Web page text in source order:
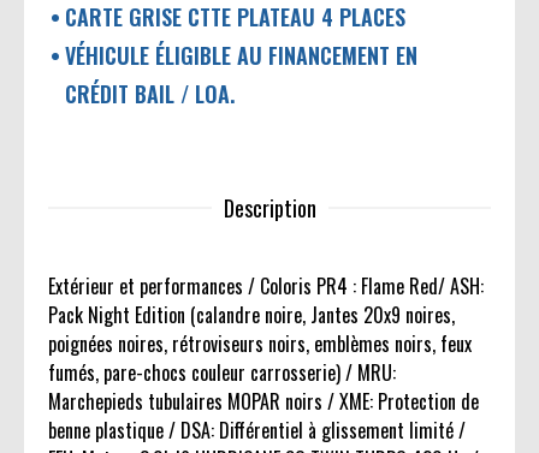
CARTE GRISE CTTE PLATEAU 4 PLACES
VÉHICULE ÉLIGIBLE AU FINANCEMENT EN
CRÉDIT BAIL / LOA.
Description
Extérieur et performances / Coloris PR4 : Flame Red/ ASH:
Pack Night Edition (calandre noire, Jantes 20x9 noires,
poignées noires, rétroviseurs noirs, emblèmes noirs, feux
fumés, pare-chocs couleur carrosserie) / MRU:
Marchepieds tubulaires MOPAR noirs / XME: Protection de
benne plastique / DSA: Différentiel à glissement limité /